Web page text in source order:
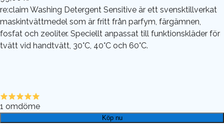
re:claim Washing Detergent Sensitive är ett svensktillverkat
maskintvättmedel som är fritt från parfym, färgämnen,
fosfat och zeoliter. Speciellt anpassat till funktionskläder för
tvätt vid handtvätt, 30°C, 40°C och 60°C.
1 omdöme
Köp nu